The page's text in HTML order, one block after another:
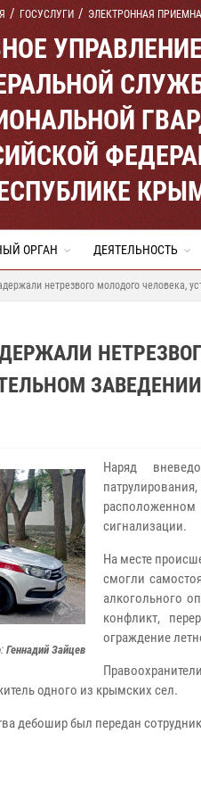
ГОСУСЛУГИ ЭЛЕКТРОННАЯ
ОРГАН ДЕЯТЕЛЬНОСТЬ
нетрезвого молодого человека,
Геннадий Зайцев
Наряд
расположенном
сигнализации.
На месте
смогли
алкогольного
конфликт,
ограждение
одного из крымских сел.
дебошир был передан